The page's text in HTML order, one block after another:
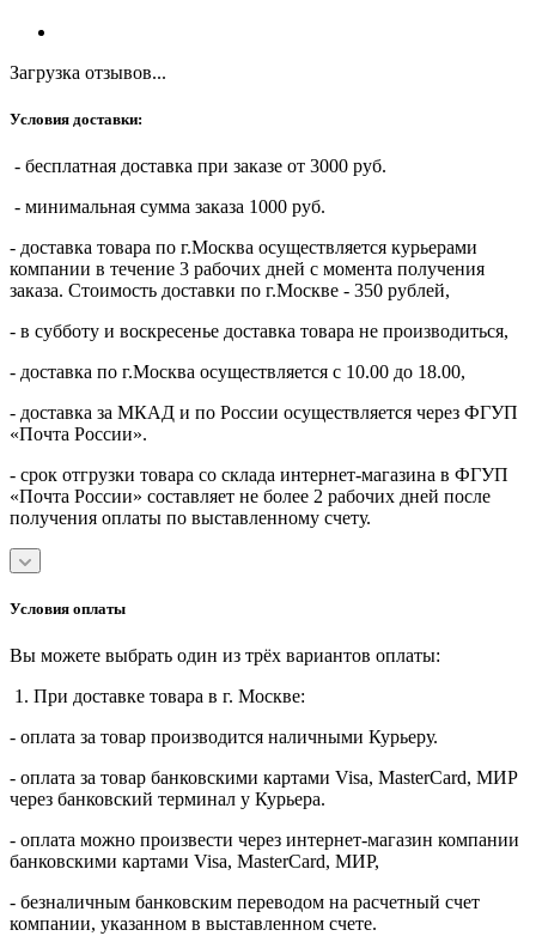
Загрузка отзывов...
Условия доставки:
- бесплатная доставка при заказе от 3000 руб.
- минимальная сумма заказа 1000 руб.
- доставка товара по г.Москва осуществляется курьерами
компании в течение 3 рабочих дней с момента получения
заказа. Стоимость доставки по г.Москве - 350 рублей,
- в субботу и воскресенье доставка товара не производиться,
- доставка по г.Москва осуществляется с 10.00 до 18.00,
- доставка за МКАД и по России осуществляется через ФГУП
«Почта России».
- срок отгрузки товара со склада интернет-магазина в ФГУП
«Почта России» составляет не более 2 рабочих дней после
получения оплаты по выставленному счету.
Условия оплаты
Вы можете выбрать один из трёх вариантов оплаты:
1. При доставке товара в г. Москве:
- оплата за товар производится наличными Курьеру.
- оплата за товар банковскими картами Visa, MasterСard, МИР
через банковский терминал у Курьера.
- оплата можно произвести через интернет-магазин компании
банковскими картами Visa, MasterСard, МИР,
- безналичным банковским переводом на расчетный счет
компании, указанном в выставленном счете.